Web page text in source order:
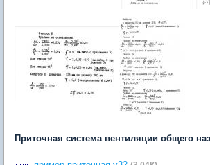
Приточная система вентиляции общего